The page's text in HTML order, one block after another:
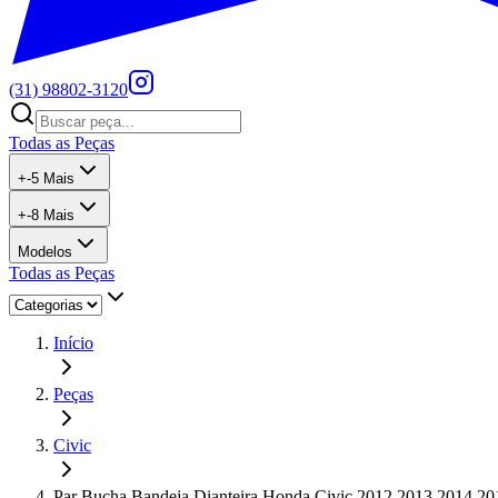
(31) 98802-3120
Todas as Peças
+-5 Mais
+-8 Mais
Modelos
Todas as Peças
Início
Peças
Civic